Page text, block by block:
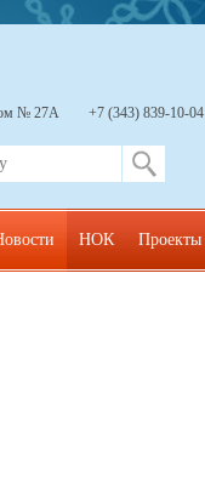
№ 27А +7 (343) 839-10-04
НОК Проекты